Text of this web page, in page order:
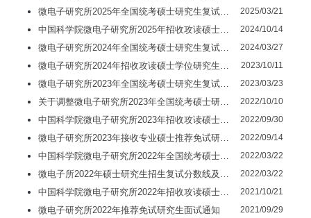
微电子研究所2025年全国统考硕士研究生复试公告 2025/03/21
中国科学院微电子研究所2025年招收攻读硕士学位研究生简章 2024/10/14
微电子研究所2024年全国统考硕士研究生复试分数线及复试规程 2024/03/27
微电子研究所2024年招收攻读硕士学位研究生简章 2023/10/11
微电子研究所2023年全国统考硕士研究生复试分数线及复试规程 2023/03/23
关于调整微电子研究所2023年全国统考硕士研究生招生计划的通知 2022/10/10
中国科学院微电子研究所2023年招收攻读硕士学位研究生简章 2022/09/30
微电子研究所2023年接收专业硕士推荐免试研究生报名通知 2022/09/14
中国科学院微电子研究所2022年全国统考硕士研究生复试规程 2022/03/22
微电子所2022年硕士研究生招生复试分数线及复试安排 2022/03/22
中国科学院微电子研究所2022年招收攻读硕士学位研究生简章 2021/10/21
微电子研究所2022年推荐免试研究生面试通知 2021/09/29